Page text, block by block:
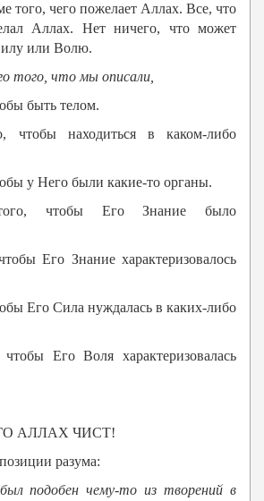
того, чего пожелает Аллах. Все, что
Аллах. Нет ничего, что может
или Волю.
того, что мы описали,
быть телом.
чтобы находиться в каком-либо
у Него были какие-то органы.
чтобы Его Знание было
Его Знание характеризовалось
Его Сила нуждалась в каких-либо
Его Воля характеризовалась
АЛЛАХ ЧИСТ!
разума:
был подобенчему-то из творений в